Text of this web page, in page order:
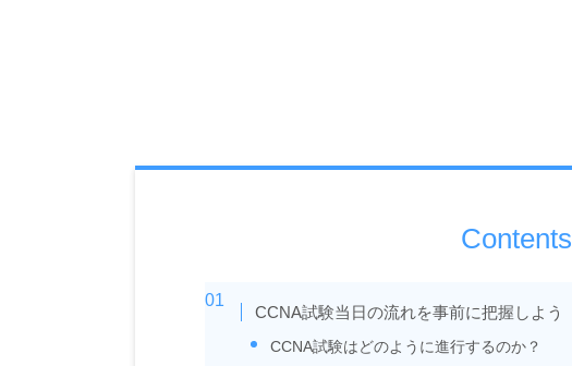
Contents
CCNA試験当日の流れを事前に把握しよう
CCNA試験はどのように進行するのか？